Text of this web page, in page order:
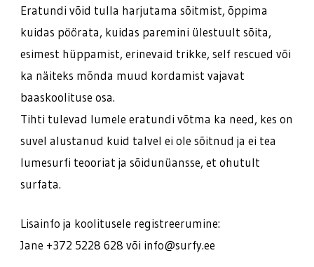
Eratundi võid tulla harjutama sõitmist, õppima
kuidas pöörata, kuidas paremini ülestuult sõita,
esimest hüppamist, erinevaid trikke, self rescued või
ka näiteks mõnda muud kordamist vajavat
baaskoolituse osa.
Tihti tulevad lumele eratundi võtma ka need, kes on
suvel alustanud kuid talvel ei ole sõitnud ja ei tea
lumesurfi teooriat ja sõidunüansse, et ohutult
surfata.
Lisainfo ja koolitusele registreerumine:
Jane +372 5228 628 või info@surfy.ee